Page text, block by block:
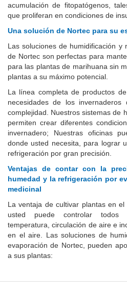
acumulación de fitopatógenos,
que proliferan en condiciones de
Una solución de Nortec para su
Las soluciones de humidificación y
de Nortec son perfectas para
para las plantas de marihuana sin
plantas a su máximo potencial.
La línea completa de productos
necesidades de los
complejidad. Nuestros sistemas de
permiten crear diferentes
invernadero; Nuestras oficinas
donde usted necesita, para lograr
refrigeración por gran precisión.
Ventajas de contar con la
humedad y la refrigeración por
medicinal
La ventaja de cultivar plantas en
usted puede controlar todos
temperatura, circulación de aire e
en el aire. Las soluciones de
evaporación de Nortec, pueden
a sus plantas: